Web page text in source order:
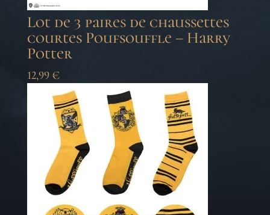
Lot de 3 paires de chaussettes
courtes Poufsouffle – Harry
Potter
12,99 €